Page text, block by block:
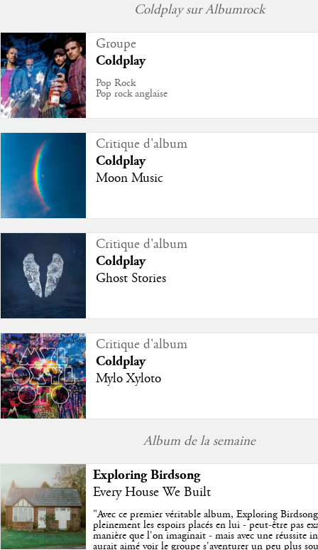
Coldplay sur Albumrock
Groupe
Coldplay
Pop Rock
Pop rock anglaise
Critique d'album
Coldplay
Moon Music
Critique d'album
Coldplay
Ghost Stories
Critique d'album
Coldplay
Mylo Xyloto
Album de la semaine
Exploring Birdsong
Every House We Built
"Avec ce premier véritable album, Exploring
pleinement les espoirs placés en lui - peut-être pas
manière que l'on imaginait - mais avec une réussite
aurait aimé voir le groupe s'aventurer un peu plus